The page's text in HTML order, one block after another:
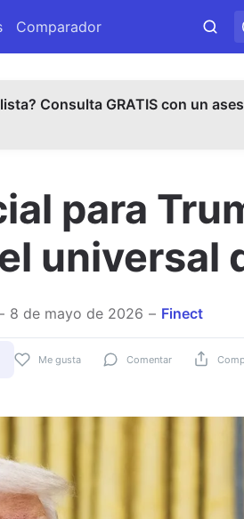
Comparador
Consulta GRATIS con un
para
universal
8 de mayo de 2026 Finect
Me gusta Comentar